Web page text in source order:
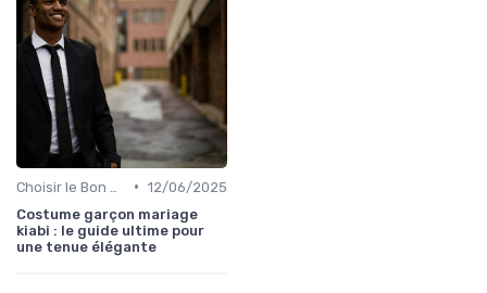
• 12/06/2025
Costume garçon mariage
kiabi : le guide ultime pour
une tenue élégante